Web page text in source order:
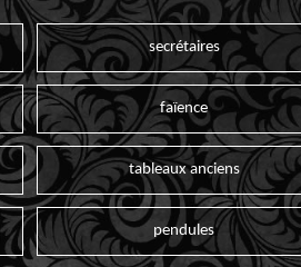
secrétaires
faïence
tableaux anciens
pendules